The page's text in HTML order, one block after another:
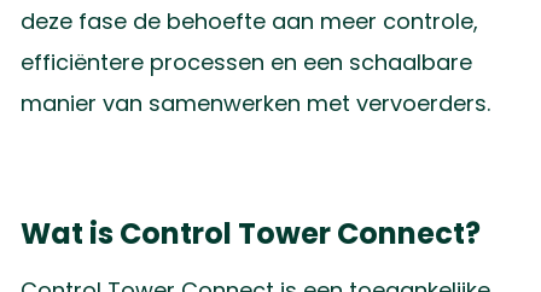
deze fase de behoefte aan meer controle,
efficiëntere processen en een schaalbare
manier van samenwerken met vervoerders.
Wat is Control Tower Connect?